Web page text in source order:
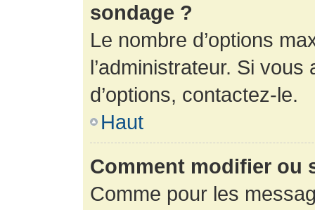
sondage ?
Le nombre d’options
l’administrateur. Si
d’options, contactez-le.
Haut
Comment modifier ou
Comme pour les